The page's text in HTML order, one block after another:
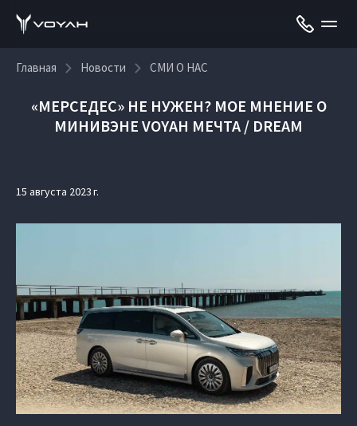
Главная Новости СМИ О НАС
«МЕРСЕДЕС» НЕ НУЖЕН? МОЕ МНЕНИЕ О
МИНИВЭНЕ VOYAH МЕЧТА / DREAM
15 августа 2023 г.